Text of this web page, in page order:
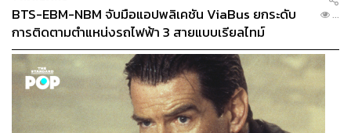
BTS-EBM-NBM จับมือแอปพลิเคชัน ViaBus ยกระดับ
การติดตามตำแหน่งรถไฟฟ้า 3 สายแบบเรียลไทม์
...